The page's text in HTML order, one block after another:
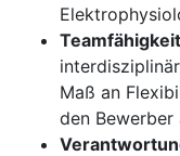
Maß an
den Bewerber